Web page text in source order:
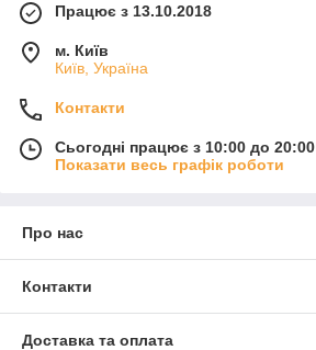
Працює з 13.10.2018
м. Київ
Київ, Україна
Контакти
Сьогодні працює з 10:00 до 20:00
Показати весь графік роботи
Про нас
Контакти
Доставка та оплата